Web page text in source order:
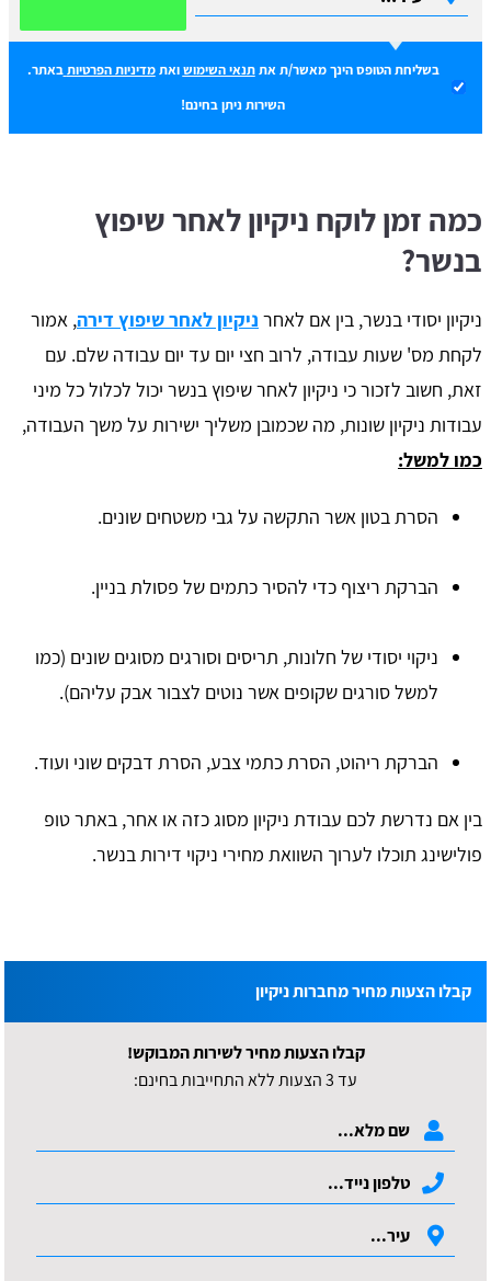
בשליחת הטופס הינך מאשר/ת אתתנאי השימושואתמדיניות הפרטיות באתר.
השירות ניתן בחינם!
כמה זמן לוקח ניקיון לאחר שיפוץ
בנשר?
ניקיון יסודי בנשר, בין אם לאחר ניקיון לאחר שיפוץ דירה, אמור
לקחת מס' שעות עבודה, לרוב חצי יום עד יום עבודה שלם. עם
זאת, חשוב לזכור כי ניקיון לאחר שיפוץ בנשר יכול לכלול כל מיני
עבודות ניקיון שונות, מה שכמובן משליך ישירות על משך העבודה,
כמו למשל:
הסרת בטון אשר התקשה על גבי משטחים שונים.
הברקת ריצוף כדי להסיר כתמים של פסולת בניין.
ניקוי יסודי של חלונות, תריסים וסורגים מסוגים שונים (כמו
למשל סורגים שקופים אשר נוטים לצבור אבק עליהם).
הברקת ריהוט, הסרת כתמי צבע, הסרת דבקים שוני ועוד.
בין אם נדרשת לכם עבודת ניקיון מסוג כזה או אחר, באתר טופ
פולישינג תוכלו לערוך השוואת מחירי ניקוי דירות בנשר.
קבלו הצעות מחיר מחברות ניקיון
קבלו הצעות מחיר לשירות המבוקש!
עד 3 הצעות ללא התחייבות בחינם: